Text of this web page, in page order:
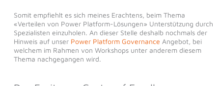
Somit empfiehlt es sich meines Erachtens, beim Thema
«Verteilen von Power Platform-Lösungen» Unterstützung durch
Spezialisten einzuholen. An dieser Stelle deshalb nochmals der
Hinweis auf unser Power Platform Governance Angebot, bei
welchem im Rahmen von Workshops unter anderem diesem
Thema nachgegangen wird.